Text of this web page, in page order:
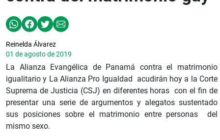
Reinelda Álvarez
01 de agosto de 2019
La Alianza Evangélica de Panamá contra el matrimonio
igualitario y La Alianza Pro Igualdad acudirán hoy a la Corte
Suprema de Justicia (CSJ) en diferentes horas con el fin de
presentar una serie de argumentos y alegatos sustentado
sus posiciones sobre el matrimonio entre personas del
mismo sexo.